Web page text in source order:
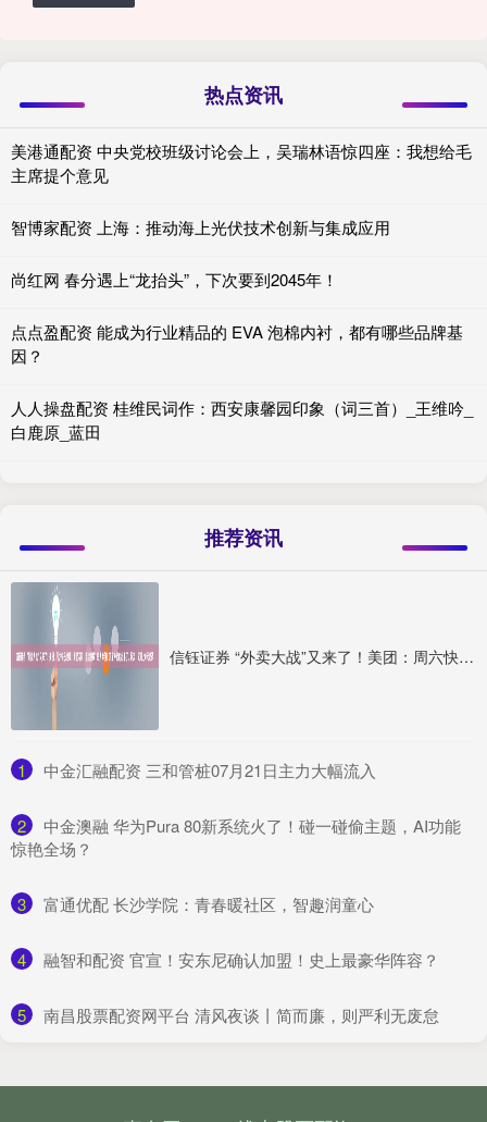
热点资讯
美港通配资 中央党校班级讨论会上，吴瑞林语惊四座：我想给毛
主席提个意见
智博家配资 上海：推动海上光伏技术创新与集成应用
尚红网 春分遇上“龙抬头”，下次要到2045年！
点点盈配资 能成为行业精品的 EVA 泡棉内衬，都有哪些品牌基
因？
人人操盘配资 桂维民词作：西安康馨园印象（词三首）_王维吟_
白鹿原_蓝田
推荐资讯
信钰证券 “外卖大战”又来了！美团：周六快乐继续！淘宝闪购：继续发放188大券包！京东外卖也出手了，网友：又喝上0元奶茶
1 ​中金汇融配资 三和管桩07月21日主力大幅流入
2
​中金澳融 华为Pura 80新系统火了！碰一碰偷主题，AI功能
惊艳全场？
3 ​富通优配 长沙学院：青春暖社区，智趣润童心
4 ​融智和配资 官宣！安东尼确认加盟！史上最豪华阵容？
5 ​南昌股票配资网平台 清风夜谈丨简而廉，则严利无废怠